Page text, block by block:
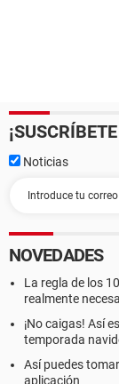
Noticias
NOVEDADES
La regla de los
realmente
¡No caigas! Así
temporada
Así puedes
aplicación